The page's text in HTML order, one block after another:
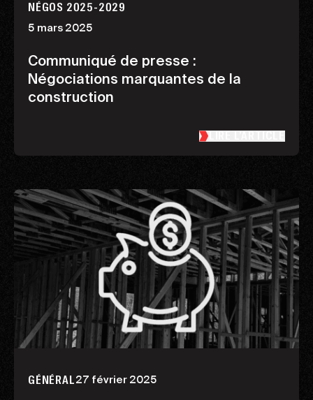
NÉGOS 2025-2029
5 mars 2025
Communiqué de presse :
Négociations marquantes de la
construction
GÉNÉRAL27 février 2025